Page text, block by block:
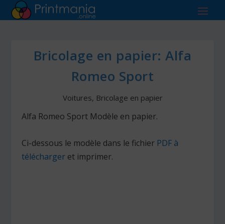
Bricolage en papier: Alfa
Romeo Sport
Voitures, Bricolage en papier
Alfa Romeo Sport Modèle en papier.
Ci-dessous le modèle dans le fichier PDF à
téléchargeret imprimer.